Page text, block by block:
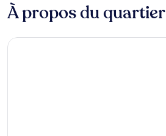
À propos du quartier